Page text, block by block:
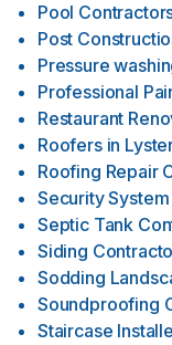
Pool
Post
Pressure
Professional
Restaurant
Roofers in
Roofing Repair
Security
Septic Tank
Siding
Sodding
Soundproofing
Staircase